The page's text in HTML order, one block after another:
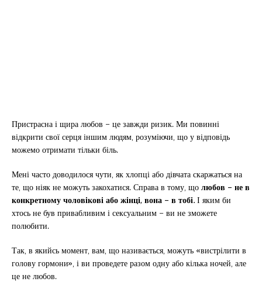
Пристрасна і щира любов – це завжди ризик. Ми повинні
відкрити свої серця іншим людям, розуміючи, що у відповідь
можемо отримати тільки біль.
Мені часто доводилося чути, як хлопці або дівчата скаржаться на
те, що ніяк не можуть закохатися. Справа в тому, щолюбов – не в
конкретному чоловікові або жінці, вона – в тобі.І яким би
хтось не був привабливим і сексуальним – ви не зможете
полюбити.
Так, в якийсь момент, вам, що називається, можуть «вистрілити в
голову гормони», і ви проведете разом одну або кілька ночей, але
це не любов.